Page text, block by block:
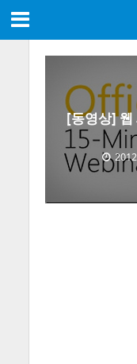
[동영상] 웹